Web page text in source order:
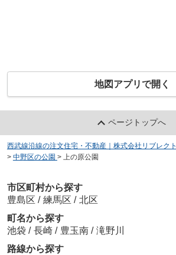
地図アプリで開く
ページトップへ
西武線沿線の注文住宅・不動産｜株式会社リブレクト
> 中野区の公園 > 上の原公園
市区町村から探す
豊島区 / 練馬区 / 北区
町名から探す
池袋 / 長崎 / 豊玉南 / 滝野川
路線から探す